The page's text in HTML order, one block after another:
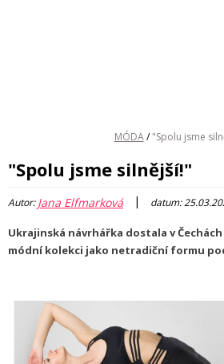
MÓDA / "Spolu jsme
"Spolu jsme silnější!"
Autor:Jana Elfmarková | datum:
Ukrajinská návrhářka dostala v
módní kolekci jako netradiční formu